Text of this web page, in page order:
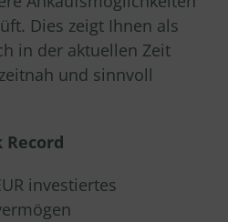
Dies zeigt Ihnen als
in der aktuellen Zeit
und sinnvoll
Record
investiertes